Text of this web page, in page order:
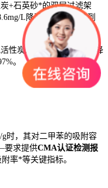
+石英砂*的双层过滤架
L降至2.1mg/L，达到
性炭过滤器*后，微粒沉降
。
时，其对二甲苯的吸附容
要求提供CMA认证检测报
率*等关键指标。